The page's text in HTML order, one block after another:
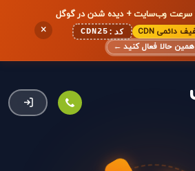
کد: CDN25
همین حالا فعال کنید ←
×